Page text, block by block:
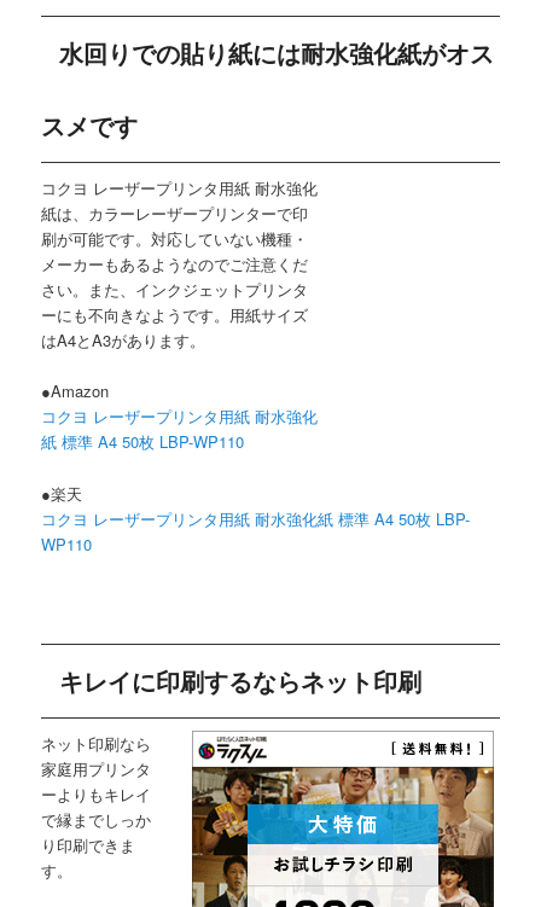
水回りでの貼り紙には耐水強化紙がオス
スメです
コクヨ レーザープリンタ用紙 耐水強化
紙は、カラーレーザープリンターで印
刷が可能です。対応していない機種・
メーカーもあるようなのでご注意くだ
さい。また、インクジェットプリンタ
ーにも不向きなようです。用紙サイズ
はA4とA3があります。
●Amazon
コクヨ レーザープリンタ用紙 耐水強化
紙 標準 A4 50枚 LBP-WP110
●楽天
コクヨ レーザープリンタ用紙 耐水強化紙 標準 A4 50枚 LBP-
WP110
キレイに印刷するならネット印刷
ネット印刷なら
家庭用プリンタ
ーよりもキレイ
で縁までしっか
り印刷できま
す。